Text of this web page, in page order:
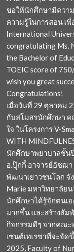
ขอให้นักศึกษามีควา
ความรู้ในการสอน เ
International
congratulating Ms.
the Bachelor of
TOEIC score of
wish you great
Congratulations!
เมื่อวันที่ 29 ตุลาคม
กับสโมสรนักศึกษา
ใจ ในโครงการ V-
WITH
นักศึกษาพยาบาลชั้น
อ.ปุ๊กกี้ อาจารย์อัชฌ
พัฒนาเยาวชนโลก จั
Marie มหาวิทยาลัยน
นักศึกษาได้รู้จักตนเ
มากขึ้น และสร้างสั
กิจกรรมดีๆ จากคณ
เซนต์เทเรซาที่จะจัด
2025, Faculty of